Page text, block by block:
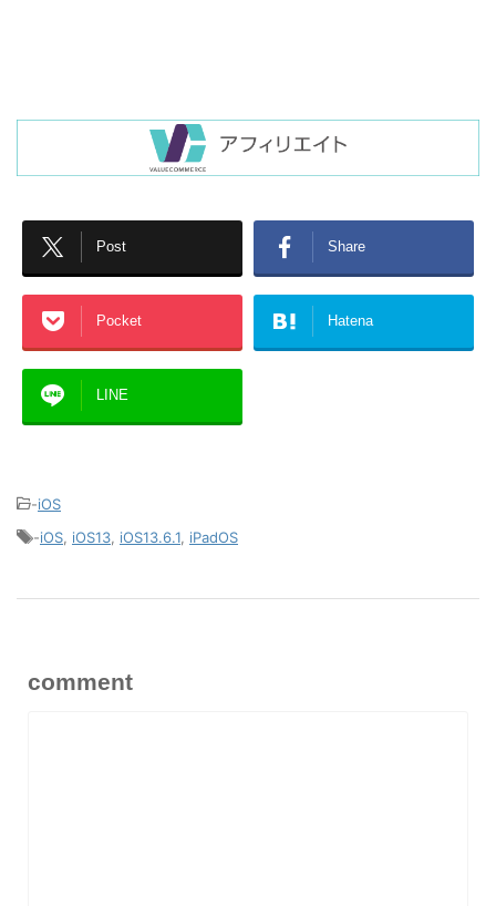
Post Share
Pocket Hatena
LINE
-iOS
-iOS, iOS13, iOS13.6.1, iPadOS
comment